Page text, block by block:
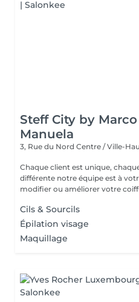
Steff City by Marco
Manuela
3, Rue du Nord Centre / Ville-
Chaque client est unique,
différente notre équipe est à
modifier ou améliorer votre
Cils & Sourcils
Épilation visage
Maquillage